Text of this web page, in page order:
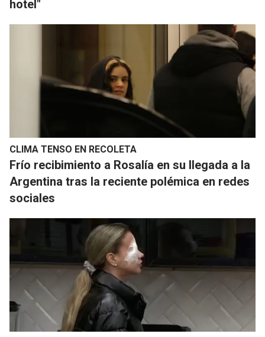
hotel"
CLIMA TENSO EN RECOLETA
Frío recibimiento a Rosalía en su llegada a la
Argentina tras la reciente polémica en redes
sociales